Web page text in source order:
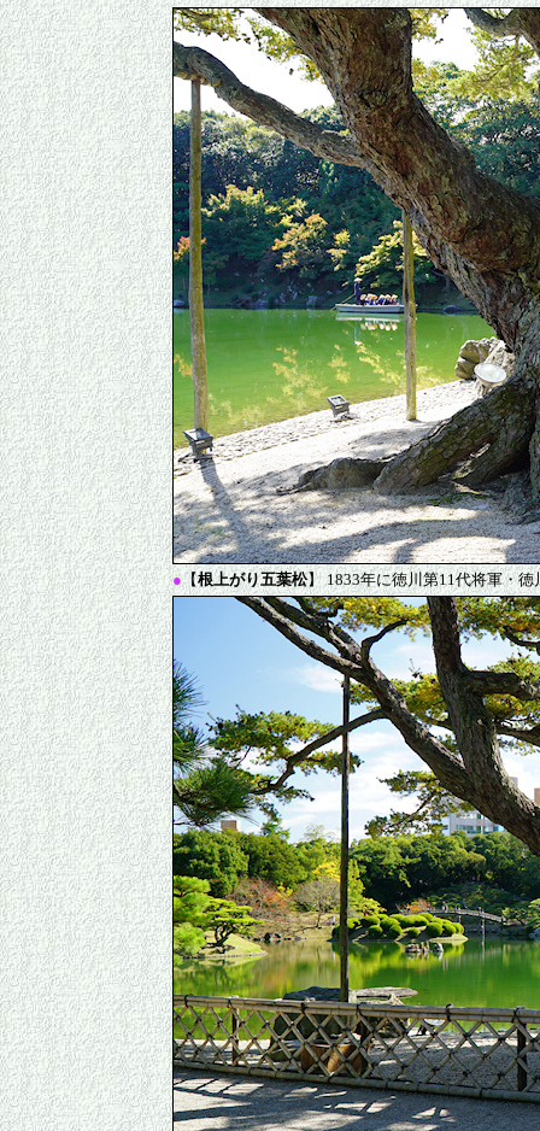
●【根上がり五葉松】 1833年に徳川第11代将軍・